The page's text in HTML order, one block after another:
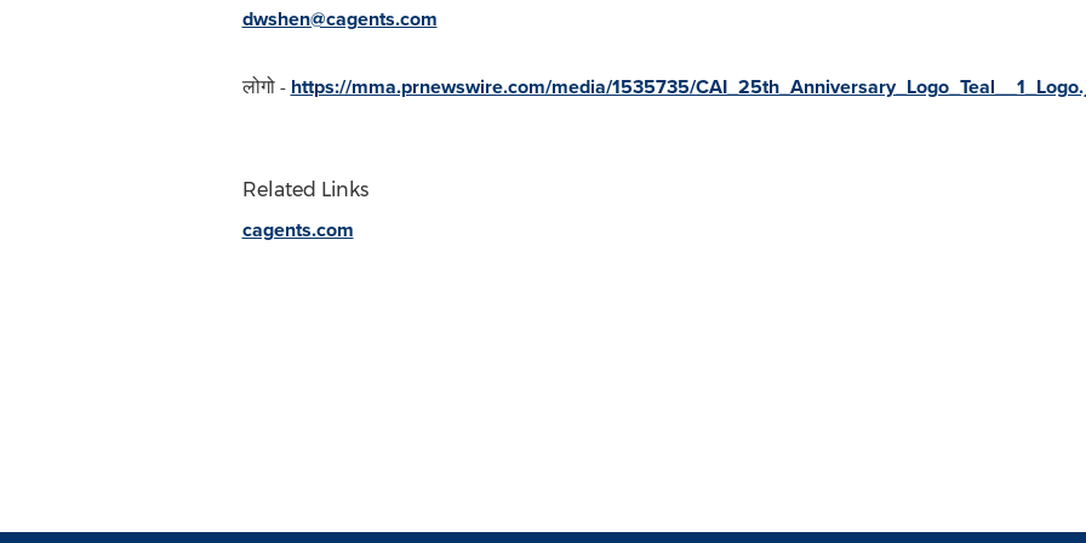
dwshen@cagents.com
लोगो - https://mma.prnewswire.com/media/1535735/
Related Links
cagents.com